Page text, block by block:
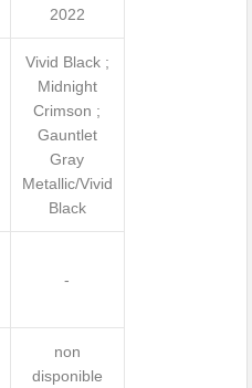
2022
Vivid Black ;
Midnight
Crimson ;
Gauntlet
Gray
Metallic/Vivid
Black
-
non
disponible